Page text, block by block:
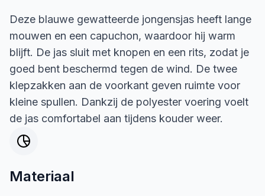
Deze blauwe gewatteerde jongensjas heeft lange
mouwen en een capuchon, waardoor hij warm
blijft. De jas sluit met knopen en een rits, zodat je
goed bent beschermd tegen de wind. De twee
klepzakken aan de voorkant geven ruimte voor
kleine spullen. Dankzij de polyester voering voelt
de jas comfortabel aan tijdens kouder weer.
Materiaal